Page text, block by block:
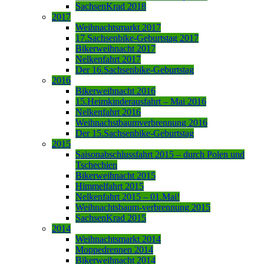
SachsenKrad 2018
2017
Weihnachtsmarkt 2017
17.Sachsenbike-Geburtstag 2017
Bikerweihnacht 2017
Nelkenfahrt 2017
Der 16.Sachsenbike-Geburtstag
2016
Bikerweihnacht 2016
15.Heimkinderausfahrt – Mai 2016
Nelkenfahrt 2016
Weihnachstbaumverbrennung 2016
Der 15.Sachsenbike-Geburtstag
2015
Saisonabschlussfahrt 2015 – durch Polen und
Tschechien
Bikerweihnacht 2015
Himmelfahrt 2015
Nelkenfahrt 2015 – 01.Mai!
Weihnachtsbaum-verbrennung 2015
SachsenKrad 2015
2014
Weihnachtsmarkt 2014
Moppedrennen 2014
Bikerweihnacht 2014